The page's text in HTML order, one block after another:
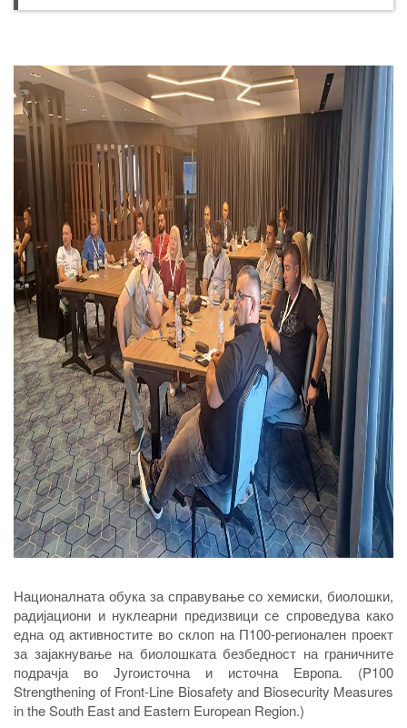
Националната обука за справување со хемиски, биолошки,
радијациони и нуклеарни предизвици се спроведува како
една од активностите во склоп на П100-регионален проект
за зајакнување на биолошката безбедност на граничните
подрачја во Југоисточна и источна Европа. (P100
Strengthening of Front-Line Biosafety and Biosecurity Measures
in the South East and Eastern European Region.)